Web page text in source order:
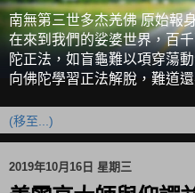
南無第三世多杰羌佛 原始報
在來到我們的娑婆世界，百
陀正法，如盲龜難以項穿蕩
向佛陀學習正法解脫，難道
2019年10月16日 星期三